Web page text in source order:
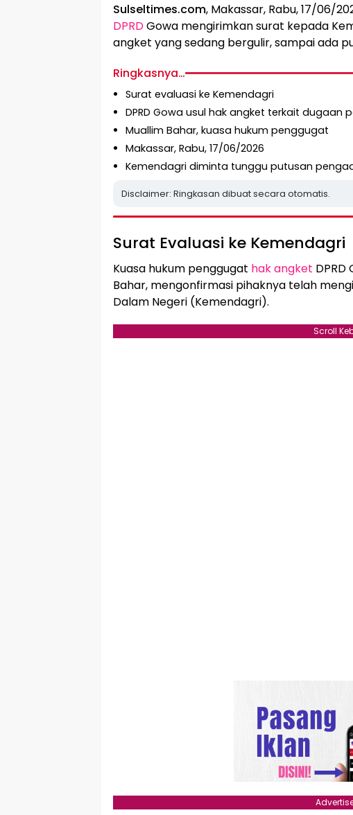
Sulseltimes.com, Makassar, Rabu, 17/06/
DPRDGowa mengirimkan surat kepada
angket yang sedang bergulir, sampai ada
Ringkasnya…
Surat evaluasi ke Kemendagri
DPRD Gowa usul hak angket terkait dugaan
Muallim Bahar, kuasa hukum penggugat
Makassar, Rabu, 17/06/2026
Kemendagri diminta tunggu putusan
Disclaimer: Ringkasan dibuat secara otomatis.
Surat Evaluasi ke Kemendagri
Kuasa hukum penggugat hak angket DPRD
Bahar, mengonfirmasi pihaknya telah
Dalam Negeri (Kemendagri).
Scroll